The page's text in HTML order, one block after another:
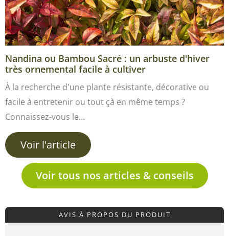
Nandina ou Bambou Sacré : un arbuste d'hiver
très ornemental facile à cultiver
À la recherche d'une plante résistante, décorative ou
facile à entretenir ou tout çà en même temps ?
Connaissez-vous le…
Voir l'article
Voir tous nos articles & conseils
AVIS À PROPOS DU PRODUIT